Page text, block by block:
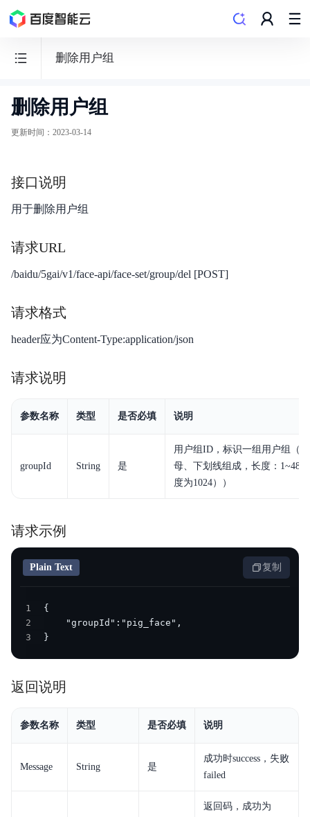
删除用户组
边
缘
器
ECS
产品描述
快速入门
安装激活
删除用户组
更新时间 ： 2023-03-14
接口说明
用于删除用户组
请求URL
/baidu/5gai/v1/face-api/face-set/group/del [POST]
请求格式
header应为Content-Type:application/json
请求说明
参数名称 类型 是否必填 说明
groupId String 是
用户组ID，标识一组用户组（
母、下划线组成，长度：1~48
度为1024））
请求示例
Plain Text 复制
1
2
3
}
返回说明
参数名称 类型 是否必填 说明
Message String 是
成功时success，失败
failed
返回码，成功为